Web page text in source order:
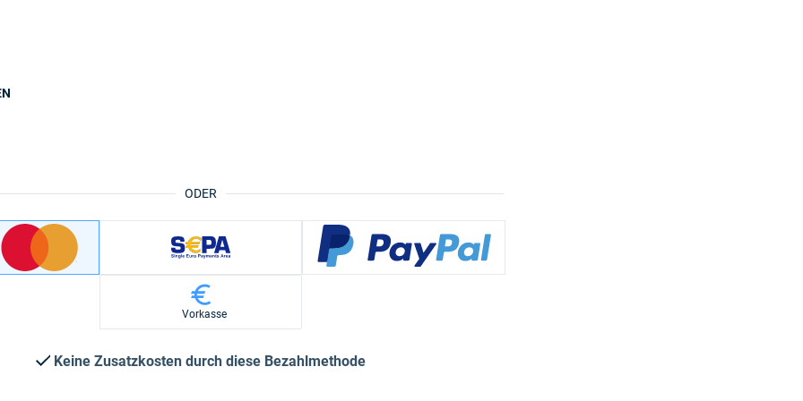
ODER
Vorkasse
Keine Zusatzkosten durch diese Bezahlmethode